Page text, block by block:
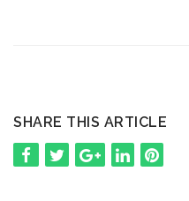
SHARE THIS ARTICLE